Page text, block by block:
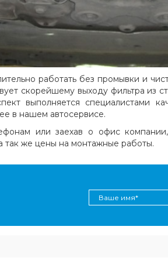
работать без промывки и
скорейшему выходу фильтра из
выполняется специалистами
в нашем автосервисе.
или заехав о офис
так же цены на монтажные работы.